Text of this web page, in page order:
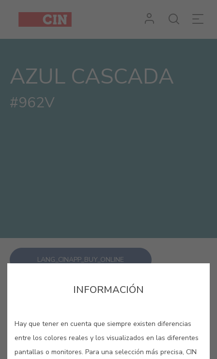
AZUL CASCADA
#962V
LANG_CINAPP_BUY_ONLINE
INFORMACIÓN
Hay que tener en cuenta que siempre existen diferencias
entre los colores reales y los visualizados en las diferentes
pantallas o monitores. Para una selección más precisa, CIN